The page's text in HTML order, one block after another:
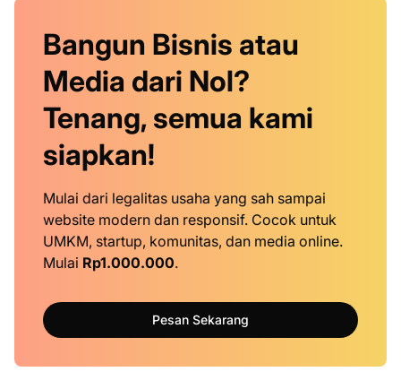
Bangun Bisnis atau
Media dari Nol?
Tenang, semua kami
siapkan!
Mulai dari legalitas usaha yang sah sampai
website modern dan responsif. Cocok untuk
UMKM, startup, komunitas, dan media online.
Mulai Rp1.000.000.
Pesan Sekarang